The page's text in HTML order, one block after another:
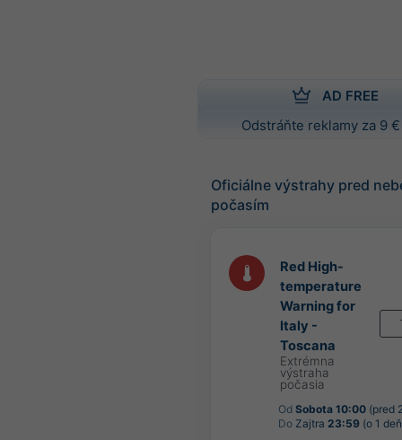
AD FREE
Odstráňte reklamy za 9
Oficiálne výstrahy pred
počasím
Red High-
temperature
Warning for
Italy -
Toscana
Extrémna
výstraha
počasia
Od Sobota 10:00 (pred
Do Zajtra 23:59 (o 1